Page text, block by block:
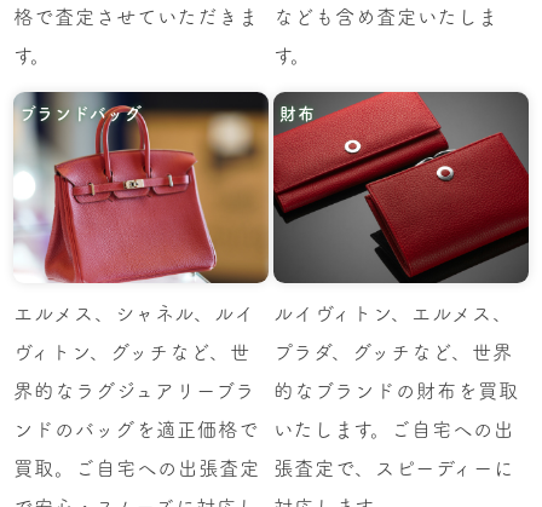
格で査定させていただきま
す。
なども含め査定いたしま
す。
ブランドバッグ
エルメス、シャネル、ルイ
ヴィトン、グッチなど、世
界的なラグジュアリーブラ
ンドのバッグを適正価格で
買取。ご自宅への出張査定
財布
ルイヴィトン、エルメス、
プラダ、グッチなど、世界
的なブランドの財布を買取
いたします。ご自宅への出
張査定で、スピーディーに